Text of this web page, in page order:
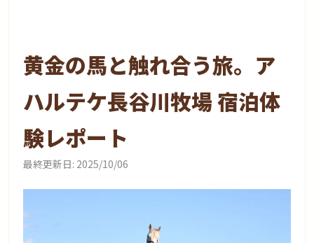
黄金の馬と触れ合う旅。ア
ハルテケ長谷川牧場 宿泊体
験レポート
最終更新日: 2025/10/06